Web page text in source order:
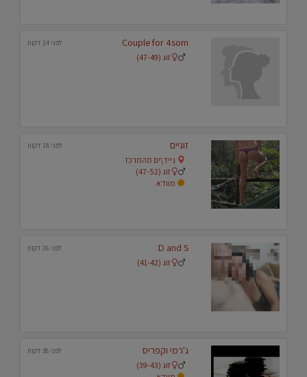
Couple for 4som לפני 14 דקות
זוג (47-49)
זוגיים לפני 18 דקות
נייד\ים מהמרכז
זוג (47-52)
מוודא
D and S לפני 26 דקות
זוג (41-42)
ג'רמי וקפריס לפני 38 דקות
זוג (39-43)